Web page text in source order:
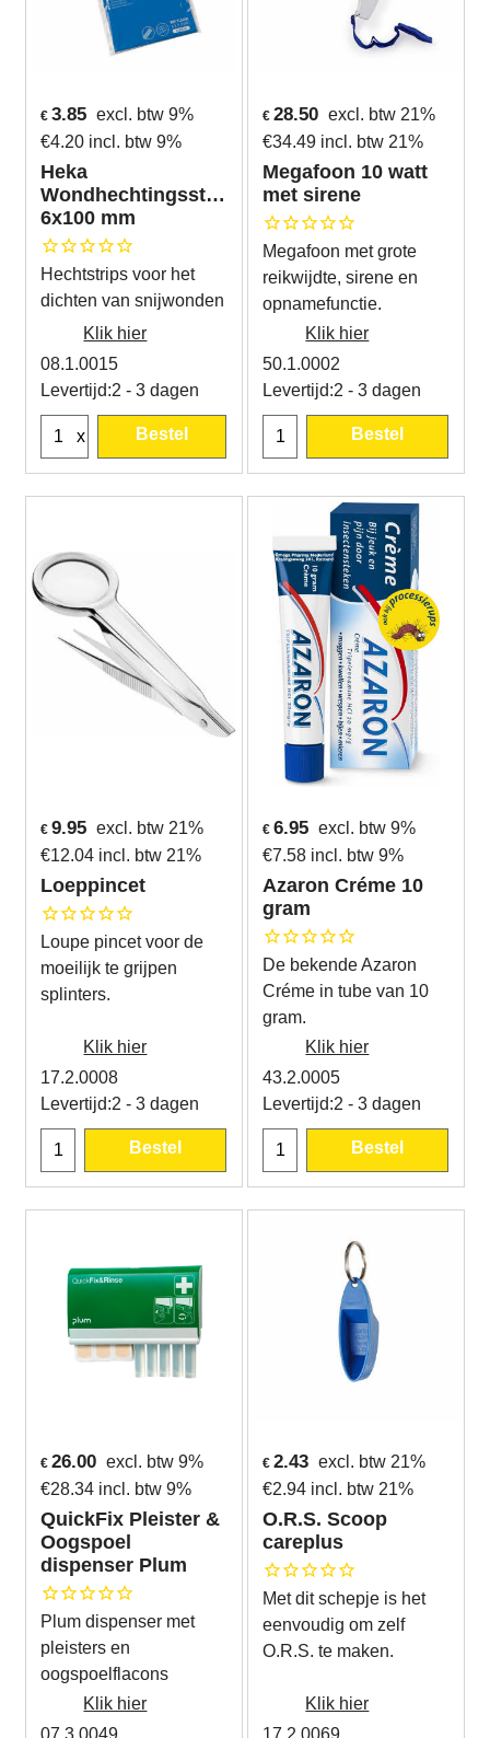
€ 3.85 excl. btw 9%
€4.20 incl. btw 9%
Heka
Wondhechtingsstrips
6x100 mm
Hechtstrips voor het
dichten van snijwonden
Klik hier
08.1.0015
Levertijd:2 - 3 dagen
x Bestel
€ 28.50 excl. btw 21%
€34.49 incl. btw 21%
Megafoon 10 watt
met sirene
Megafoon met grote
reikwijdte, sirene en
opnamefunctie.
Klik hier
50.1.0002
Levertijd:2 - 3 dagen
Bestel
€ 9.95 excl. btw 21%
€12.04 incl. btw 21%
Loeppincet
Loupe pincet voor de
moeilijk te grijpen
splinters.
Klik hier
17.2.0008
Levertijd:2 - 3 dagen
Bestel
€ 6.95 excl. btw 9%
€7.58 incl. btw 9%
Azaron Créme 10
gram
De bekende Azaron
Créme in tube van 10
gram.
Klik hier
43.2.0005
Levertijd:2 - 3 dagen
Bestel
€ 26.00 excl. btw 9%
€28.34 incl. btw 9%
QuickFix Pleister &
Oogspoel
dispenser Plum
Plum dispenser met
pleisters en
oogspoelflacons
Klik hier
07.3.0049
€ 2.43 excl. btw 21%
€2.94 incl. btw 21%
O.R.S. Scoop
careplus
Met dit schepje is het
eenvoudig om zelf
O.R.S. te maken.
Klik hier
17.2.0069